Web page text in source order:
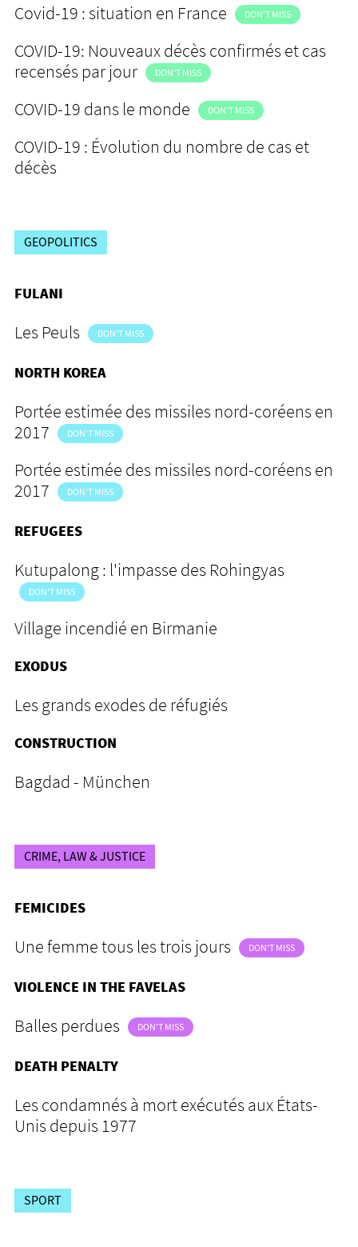
Covid-19 : situation en France DON'T MISS
COVID-19: Nouveaux décès confirmés et cas
recensés par jour
DON'T MISS
COVID-19 dans le monde DON'T MISS
COVID-19 : Évolution du nombre de cas et
décès
GEOPOLITICS
FULANI
Les Peuls DON'T MISS
NORTH KOREA
Portée estimée des missiles nord-coréens en
2017
DON'T MISS
Portée estimée des missiles nord-coréens en
2017
DON'T MISS
REFUGEES
Kutupalong : l'impasse des Rohingyas
DON'T MISS
Village incendié en Birmanie
EXODUS
Les grands exodes de réfugiés
CONSTRUCTION
Bagdad - München
CRIME, LAW & JUSTICE
FEMICIDES
Une femme tous les trois jours DON'T MISS
VIOLENCE IN THE FAVELAS
Balles perdues DON'T MISS
DEATH PENALTY
Les condamnés à mort exécutés aux États-
Unis depuis 1977
SPORT